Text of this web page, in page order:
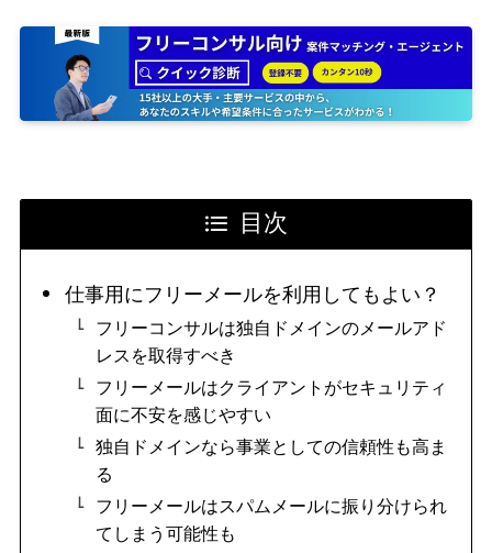
目次
仕事用にフリーメールを利用してもよい？
フリーコンサルは独自ドメインのメールアド
レスを取得すべき
フリーメールはクライアントがセキュリティ
面に不安を感じやすい
独自ドメインなら事業としての信頼性も高ま
る
フリーメールはスパムメールに振り分けられ
てしまう可能性も